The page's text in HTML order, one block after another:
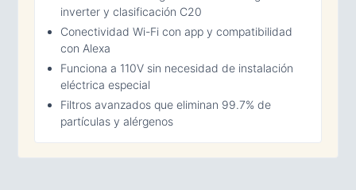
inverter y clasificación C20
Conectividad Wi-Fi con app y compatibilidad
con Alexa
Funciona a 110V sin necesidad de instalación
eléctrica especial
Filtros avanzados que eliminan 99.7% de
partículas y alérgenos